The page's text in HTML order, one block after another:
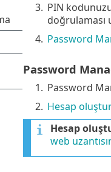
3. PIN
doğrulaması
4. Password
Password
1. Password
2. Hesap
Hesap
web